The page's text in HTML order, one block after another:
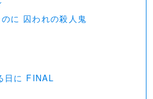
に 囚われの殺人鬼
日に FINAL